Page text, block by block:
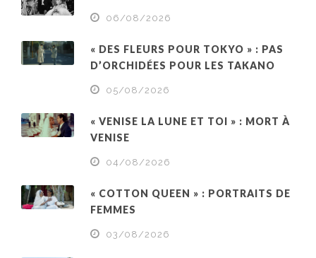
06/08/2026
« DES FLEURS POUR TOKYO » : PAS
D’ORCHIDÉES POUR LES TAKANO
05/08/2026
« VENISE LA LUNE ET TOI » : MORT À
VENISE
04/08/2026
« COTTON QUEEN » : PORTRAITS DE
FEMMES
03/08/2026